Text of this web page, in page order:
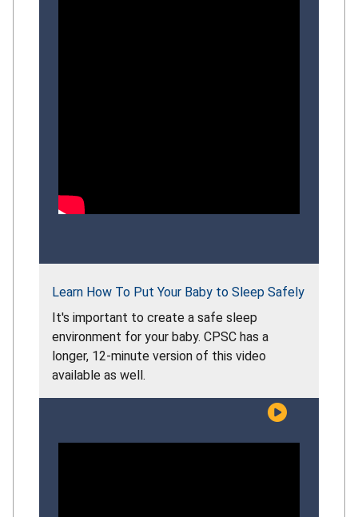
Learn How To Put Your Baby to Sleep Safely
It's important to create a safe sleep
environment for your baby. CPSC has a
longer, 12-minute version of this video
available as well.